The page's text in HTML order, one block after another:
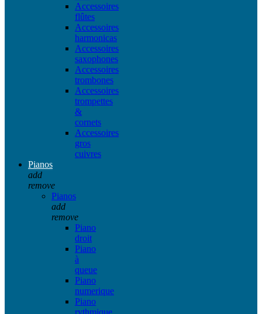
Accessoires
flûtes
Accessoires
harmonicas
Accessoires
saxophones
Accessoires
trombones
Accessoires
trompettes
&
cornets
Accessoires
gros
cuivres
Pianos
add
remove
Pianos
add
remove
Piano
droit
Piano
à
queue
Piano
numerique
Piano
rythmique